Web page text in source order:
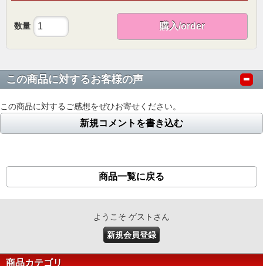
数量 購入/order
この商品に対するお客様の声
この商品に対するご感想をぜひお寄せください。
新規コメントを書き込む
商品一覧に戻る
ようこそ ゲストさん
新規会員登録
商品カテゴリ